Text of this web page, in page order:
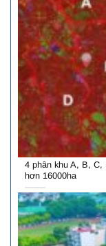
4 phân khu A, B, C,
hơn 16000ha